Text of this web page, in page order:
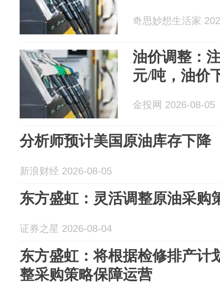
奇思妙想生活家
油价调整：
元/吨，油价
金投网 2026-08-05
分析师预计美国原油库存下降
新浪财经 2026-08-05
东方盛虹：灵活调整原油采购
证券之星 2026-08-04
东方盛虹：将根据检修排产计
整采购策略保障运营